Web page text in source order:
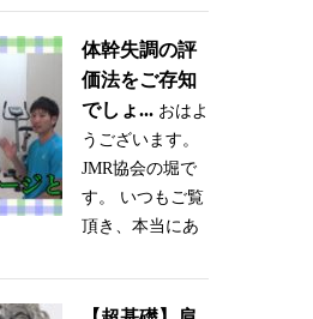
体幹失調の評
価法をご存知
でしょ... おはよ
うございます。
JMR協会の堀で
す。 いつもご覧
頂き、本当にあ